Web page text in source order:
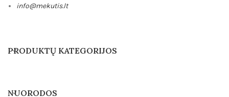
info@mekutis.lt
PRODUKTŲ KATEGORIJOS
NUORODOS